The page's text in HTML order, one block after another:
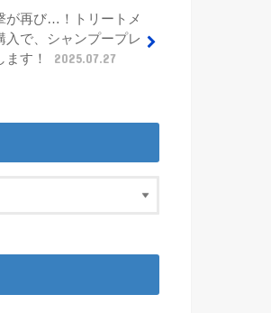
が再び…！トリートメ
入で、シャンプープレ
ます！
2025.07.27